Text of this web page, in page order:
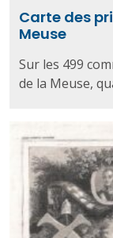
Carte des
Meuse
Sur les 499
de la Meuse,